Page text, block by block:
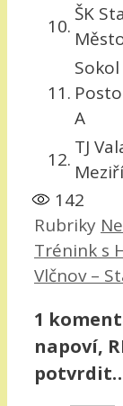
10.
ŠK
11.
Sokol
A
12.
TJ
142
Rubriky
Trénink s
Vlčnov –
1
napoví,